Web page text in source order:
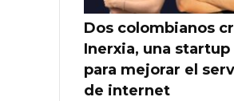
Dos colombianos
Inerxia, una startup
para mejorar el
de internet